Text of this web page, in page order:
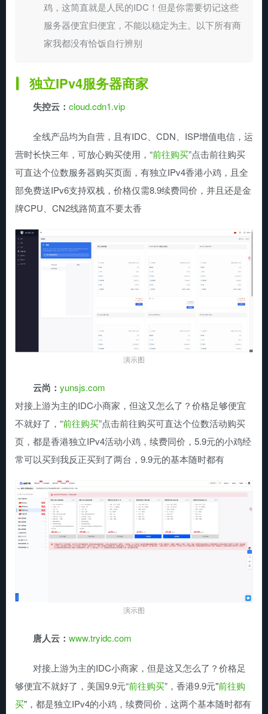
鸡，这简直就是人民的IDC！但是你需要切记这些
服务器便宜归便宜，不能以稳定为主。以下所有商
家我都没有恰饭自行辨别
独立IPv4服务器商家
失控云： cloud.cdn1.vip
全线产品均为自营，且有IDC、CDN、ISP增值电信，运
营时长快三年，可放心购买使用，“前往购买”点击前往购买
可直达个位数服务器购买页面，有独立IPv4香港小鸡，且全
部免费送IPv6支持双栈，价格仅需8.9续费同价，并且还是金
牌CPU、CN2线路简直不要太香
演示图
云尚： yunsjs.com
对接上游为主的IDC小商家，但这又怎么了？价格足够便宜
不就好了，“前往购买”点击前往购买可直达个位数活动购买
页，都是香港独立IPv4活动小鸡，续费同价，5.9元的小鸡经
常可以买到我反正买到了两台，9.9元的基本随时都有
演示图
唐人云： www.tryidc.com
对接上游为主的IDC小商家，但是这又怎么了？价格足
够便宜不就好了，美国9.9元“前往购买”，香港9.9元"前往购
买"，都是独立IPv4的小鸡，续费同价，这两个基本随时都有